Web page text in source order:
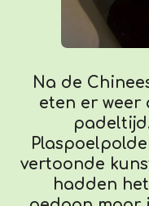
Na de
eten er weer
vertoonde
hadden